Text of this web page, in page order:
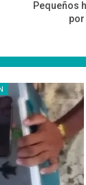
Pequeños